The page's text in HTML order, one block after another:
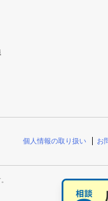
個人情報の取り扱い
お